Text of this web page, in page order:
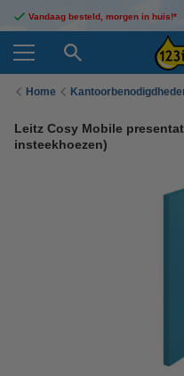
Vandaag besteld, morgen in huis!*
Home
Leitz Cosy Mobile
insteekhoezen)